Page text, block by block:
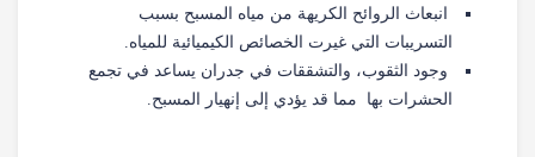
انبعاث الروائح الكريهة من مياه المسبح بسبب
التسريبات التي غيرت الخصائص الكيميائية للمياه.
وجود الثقوب، والتشققات في جدران يساعد في تجمع
الحشرات بها مما قد يؤدي إلى إنهيار المسبح.